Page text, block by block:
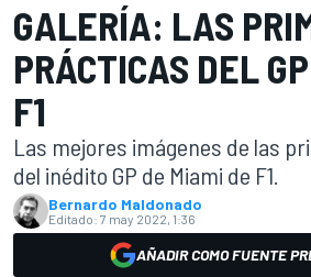
GALERÍA: LAS
PRÁCTICAS DEL
F1
Las mejores imágenes de las
del inédito GP de Miami de F1.
Bernardo Maldonado
Editado: 7 may 2022, 1:36
AÑADIR COMO FUENTE